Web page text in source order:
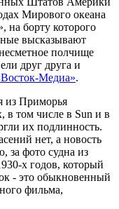
Мирового океана
на борту которого
высказывают
полчище
друг друга и
Медиа».
из Приморья
в том числе в Sun и в
их подлинность.
нет, а новость
за фото судна из
х годов, который
- это обыкновенный
фильма,